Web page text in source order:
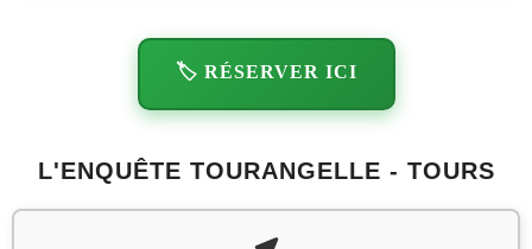
🏷️ RÉSERVER ICI
L'ENQUÊTE TOURANGELLE - TOURS